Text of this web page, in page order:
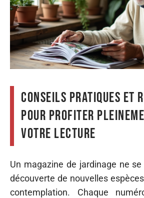
Conseils pratiques et
pour profiter
votre lecture
Un magazine de jardinage ne
découverte de nouvelles
contemplation. Chaque